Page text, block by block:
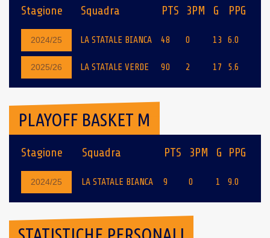
Stagione Squadra PTS 3PM G PPG
2024/25 LA STATALE BIANCA 48 0 13 6.0
2025/26 LA STATALE VERDE 90 2 17 5.6
PLAYOFF BASKET M
Stagione Squadra PTS 3PM G PPG
2024/25 LA STATALE BIANCA 9 0 1 9.0